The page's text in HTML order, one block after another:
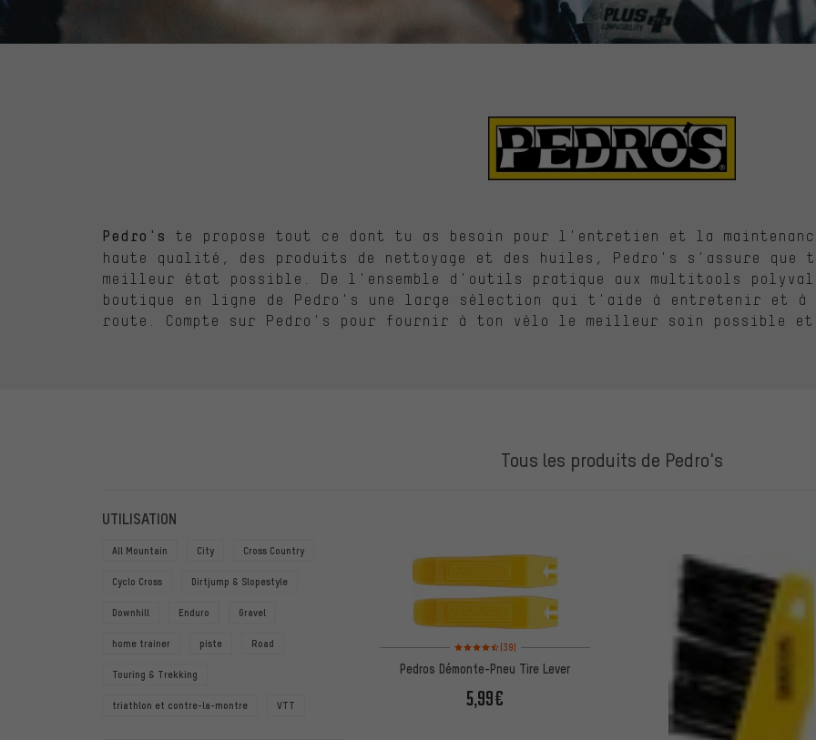
Pedro's te propose tout ce dont tu as besoin pour l'entretien et la
haute qualité , des produits de nettoyage et des huiles , Pedro's s'assure que
meilleur état possible. De l'ensemble d'outils pratique aux multitools
boutique en ligne de Pedro's une large sélection qui t'aide à entretenir et à
route. Compte sur Pedro's pour fournir à ton vélo le meilleur soin possible et
Tous les produits de Pedro's
FILTRE
UTILISATION
All Mountain City Cross Country
Cyclo Cross Dirtjump & Slopestyle
Downhill Enduro Gravel
home trainer piste Road
Touring & Trekking
triathlon et contre-la-montre VTT
Note moyenne : 4,5 sur 5 d'après 39 avis
(39)
Pedros Démonte-Pneu Tire Lever
5,99€